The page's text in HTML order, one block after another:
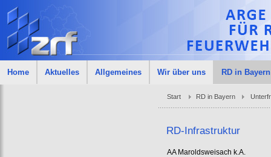
Home Aktuelles Allgemeines Wir über uns RD in Bayern
Start RD in Bayern
RD-Infrastruktur
AA Maroldsweisach k.A.